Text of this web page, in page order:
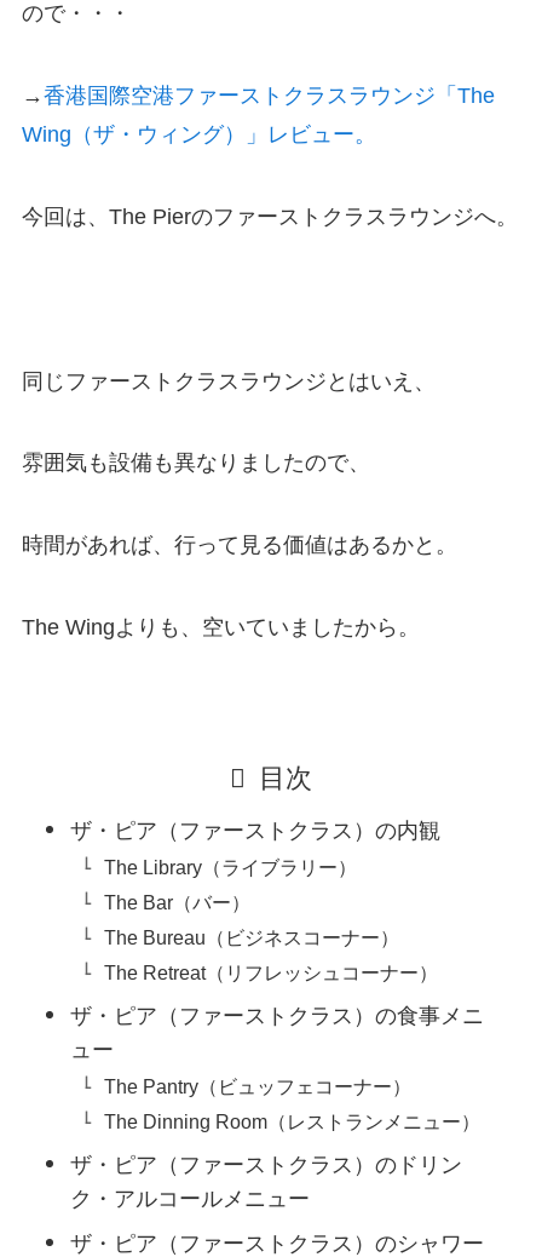
ので・・・
→香港国際空港ファーストクラスラウンジ「The
Wing（ザ・ウィング）」レビュー。
今回は、The Pierのファーストクラスラウンジへ。
同じファーストクラスラウンジとはいえ、
雰囲気も設備も異なりましたので、
時間があれば、行って見る価値はあるかと。
The Wingよりも、空いていましたから。
目次
ザ・ピア（ファーストクラス）の内観
The Library（ライブラリー）
The Bar（バー）
The Bureau（ビジネスコーナー）
The Retreat（リフレッシュコーナー）
ザ・ピア（ファーストクラス）の食事メニ
ュー
The Pantry（ビュッフェコーナー）
The Dinning Room（レストランメニュー）
ザ・ピア（ファーストクラス）のドリン
ク・アルコールメニュー
ザ・ピア（ファーストクラス）のシャワー